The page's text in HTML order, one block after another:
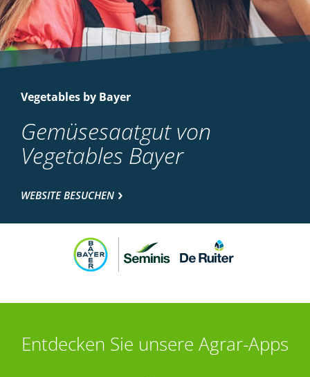
Vegetables by Bayer
Gemüsesaatgut von
Vegetables Bayer
WEBSITE BESUCHEN
Entdecken Sie unsere Agrar-Apps